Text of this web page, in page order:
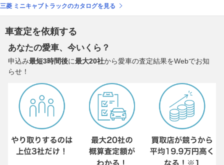
三菱 ミニキャブトラックのカタログを見る
車査定を依頼する
あなたの愛車、今いくら？
申込み最短3時間後に最大20社から愛車の査定結果をWebでお知
らせ！